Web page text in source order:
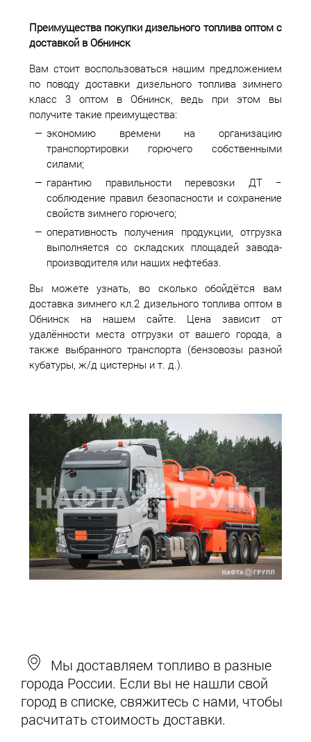
Преимущества покупки дизельного топлива оптом с
доставкой в Обнинск
Вам стоит воспользоваться нашим предложением
по поводу доставки дизельного топлива зимнего
класс 3 оптом в Обнинск, ведь при этом вы
получите такие преимущества:
экономию времени на организацию
транспортировки горючего собственными
силами;
гарантию правильности перевозки ДТ −
соблюдение правил безопасности и сохранение
свойств зимнего горючего;
оперативность получения продукции, отгрузка
выполняется со складских площадей завода-
производителя или наших нефтебаз.
Вы можете узнать, во сколько обойдётся вам
доставка зимнего кл.2 дизельного топлива оптом в
Обнинск на нашем сайте. Цена зависит от
удалённости места отгрузки от вашего города, а
также выбранного транспорта (бензовозы разной
кубатуры, ж/д цистерны и т. д.).
Мы доставляем топливо в разные
города России. Если вы не нашли свой
город в списке, свяжитесь с нами, чтобы
расчитать стоимость доставки.